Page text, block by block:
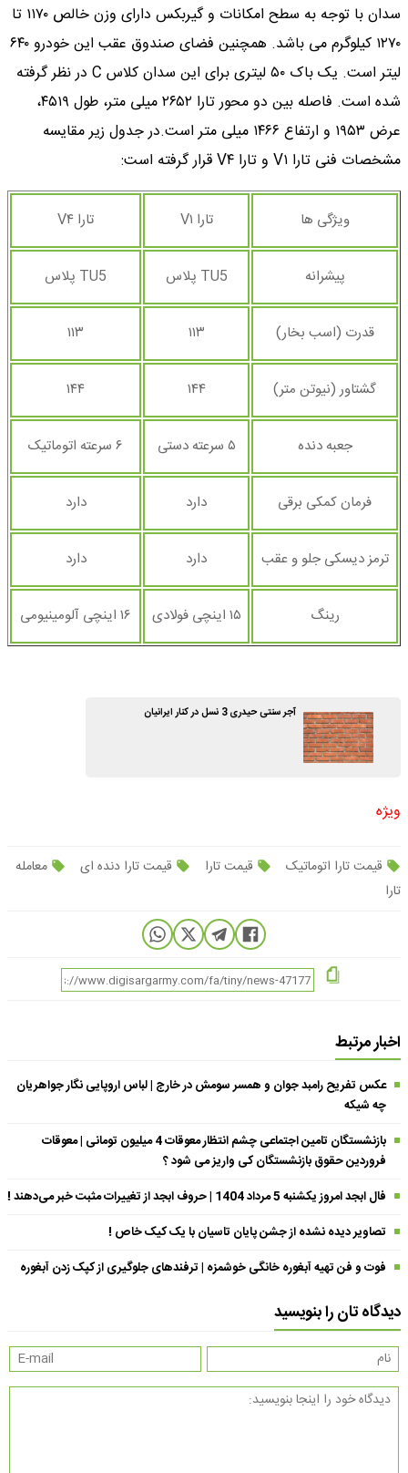
سدان با توجه به سطح امکانات و گیربکس دارای وزن خالص ۱۱۷۰ تا
۱۲۷۰ کیلوگرم می باشد. همچنین فضای صندوق عقب این خودرو ۶۴۰
لیتر است. یک باک ۵۰ لیتری برای این سدان کلاس C در نظر گرفته
شده است. فاصله بین دو محور تارا ۲۶۵۲ میلی متر، طول ۴۵۱۹،
عرض ۱۹۵۳ و ارتفاع ۱۴۶۶ میلی متر است.در جدول زیر مقایسه
مشخصات فنی تارا V۱ و تارا V۴ قرار گرفته است:
ویژگی ها تارا V۱ تارا V۴
پیشرانه TU5 پلاس TU5 پلاس
قدرت (اسب بخار) ۱۱۳ ۱۱۳
گشتاور (نیوتن متر) ۱۴۴ ۱۴۴
جعبه دنده ۵ سرعته دستی ۶ سرعته اتوماتیک
فرمان کمکی برقی دارد دارد
ترمز دیسکی جلو و عقب دارد دارد
رینگ ۱۵ اینچی فولادی ۱۶ اینچی آلومینیومی
آجر سنتی حیدری 3 نسل در کنار ایرانیان
ویژه
قیمت تارا اتوماتیک قیمت تارا قیمت تارا دنده ای
معامله
تارا
اخبار مرتبط
عکس تفریح رامبد جوان و همسر سومش در خارج | لباس اروپایی نگار جواهریان
چه شیکه
بازنشستگان تامین اجتماعی چشم انتظار معوقات 4 میلیون تومانی | معوقات
فروردین حقوق بازنشستگان کی واریز می شود ؟
فال ابجد امروز یکشنبه 5 مرداد 1404 | حروف ابجد از تغییرات مثبت خبر می‌دهند !
تصاویر دیده نشده از جشن پایان تاسیان با یک کیک خاص !
فوت و فن تهیه آبغوره خانگی خوشمزه | ترفندهای جلوگیری از کپک زدن آبغوره
دیدگاه تان را بنویسید